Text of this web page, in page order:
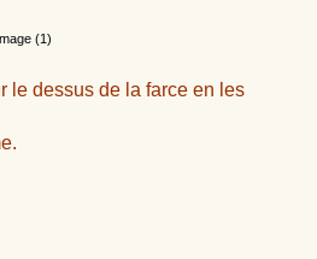
le dessus de la farce en les